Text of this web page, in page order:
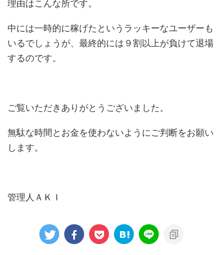
理由はこんな所です。
中には一時的に稼げたというラッキーなユーザーも
いるでしょうが、最終的には９割以上が負けて退場
するのです。
ご覧いただきありがとうございました。
無駄な時間とお金を使わないようにご判断をお願い
します。
管理人ＡＫＩ